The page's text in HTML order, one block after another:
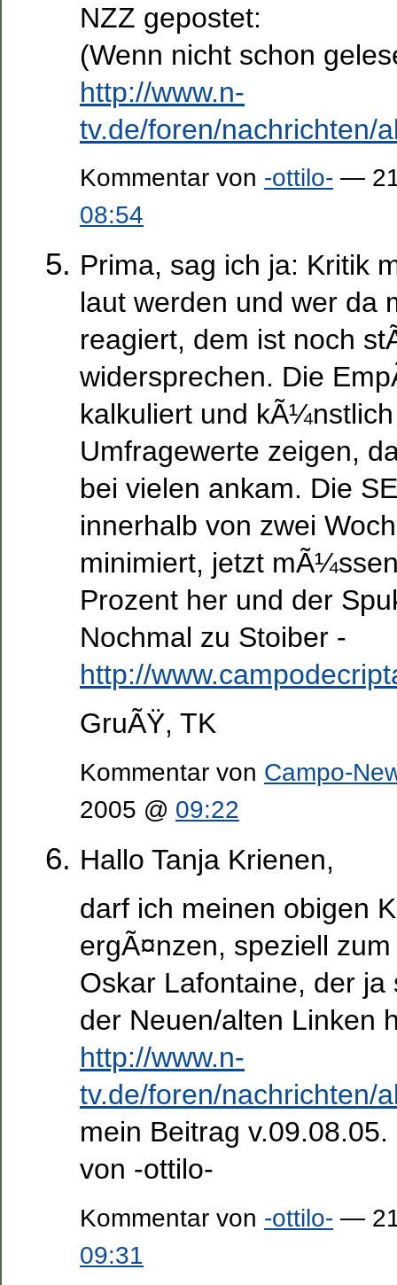
NZZ gepostet:
(Wenn nicht schon
http://www.n-
tv.de/foren/nachrichten/
Kommentar von -ottilo- —
08:54
Prima, sag ich ja: Kritik
laut werden und wer da
reagiert, dem ist noch
widersprechen. Die
kalkuliert und
Umfragewerte zeigen,
bei vielen ankam. Die
innerhalb von zwei
minimiert, jetzt
Prozent her und der
Nochmal zu Stoiber -
http://
GruÃŸ, TK
Kommentar von Campo-
2005 @ 09:22
Hallo Tanja Krienen,
darf ich meinen obigen
ergÃ¤nzen, speziell
Oskar Lafontaine, der ja
der Neuen/alten Linken
http://www.n-
tv.de/foren/nachrichten/
mein Beitrag
von -ottilo-
Kommentar von -ottilo- —
09:31